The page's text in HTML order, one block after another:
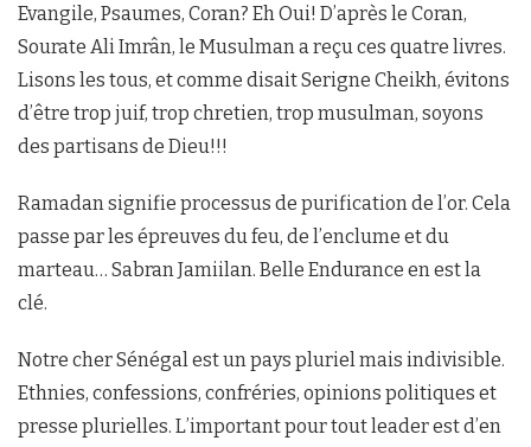
Evangile, Psaumes, Coran? Eh Oui! D’après le Coran,
Sourate Ali Imrân, le Musulman a reçu ces quatre livres.
Lisons les tous, et comme disait Serigne Cheikh, évitons
d’être trop juif, trop chretien, trop musulman, soyons
des partisans de Dieu!!!
Ramadan signifie processus de purification de l’or. Cela
passe par les épreuves du feu, de l’enclume et du
marteau… Sabran Jamiilan. Belle Endurance en est la
clé.
Notre cher Sénégal est un pays pluriel mais indivisible.
Ethnies, confessions, confréries, opinions politiques et
presse plurielles. L’important pour tout leader est d’en